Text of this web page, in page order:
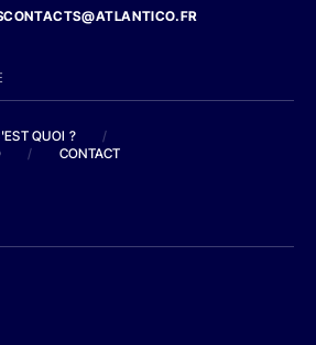
QUOI ?
/
/ CONTACT